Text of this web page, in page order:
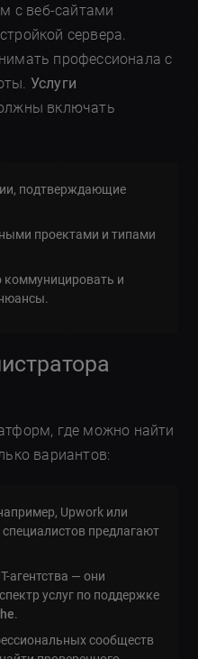
с веб-сайтами
сервера.
профессионала с
Услуги
включать
подтверждающие
проектами и типами
и
где можно найти
вариантов:
Upwork или
предлагают
агентства — они
услуг по поддержке
.
сообществ